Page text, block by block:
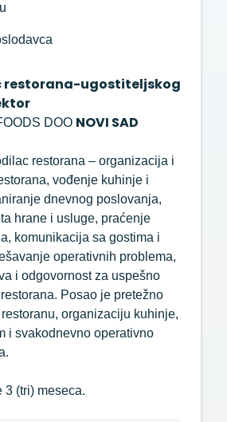
restorana-ugostiteljskog
DOO NOVI SAD
restorana – organizacija i
vođenje kuhinje i
dnevnog poslovanja,
hrane i usluge, praćenje
komunikacija sa gostima i
operativnih problema,
i odgovornost za uspešno
Posao je pretežno
organizaciju kuhinje,
i svakodnevno operativno
3 (tri) meseca.